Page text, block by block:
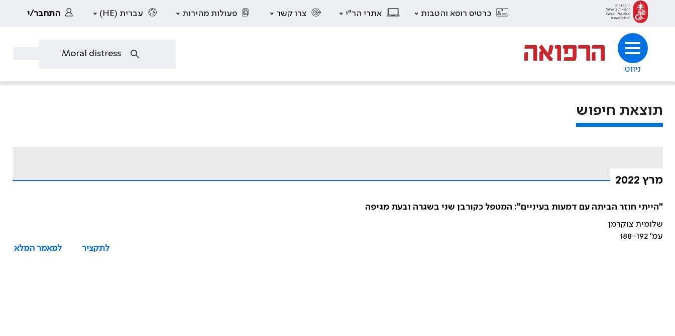
כרטיס רופא והטבות אתרי הר"י צרו קשר פעולות מהירות עברית (HE) התחבר/י
ניווט
תוצאת חיפוש
מרץ 2022
"הייתי חוזר הביתה עם דמעות בעיניים": המטפל כקורבן שני בשגרה ובעת מגיפה
שלומית צוקרמן
עמ' 188-192
לתקציר
למאמר המלא